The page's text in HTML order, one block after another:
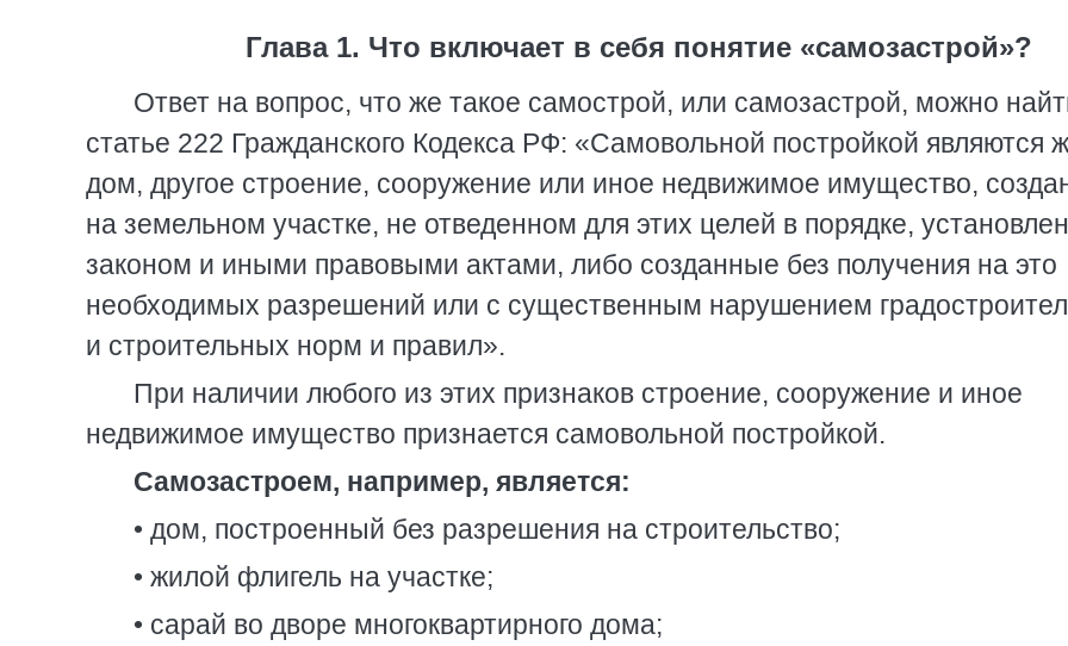
Глава 1. Что включает в себя понятие «самозастрой»?
Ответ на вопрос, что же такое самострой, или самозастрой, можно
статье 222 Гражданского Кодекса РФ: «Самовольной постройкой являются
дом, другое строение, сооружение или иное недвижимое имущество,
на земельном участке, не отведенном для этих целей в порядке,
законом и иными правовыми актами, либо созданные без получения на это
необходимых разрешений или с существенным нарушением
и строительных норм и правил».
При наличии любого из этих признаков строение, сооружение и иное
недвижимое имущество признается самовольной постройкой.
Самозастроем, например, является:
• дом, построенный без разрешения на строительство;
• жилой флигель на участке;
• сарай во дворе многоквартирного дома;